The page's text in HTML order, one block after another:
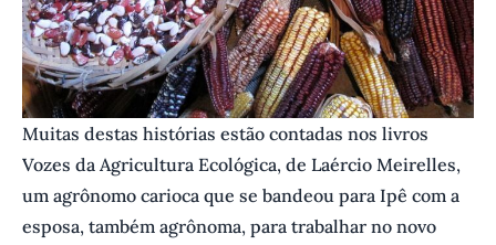
Muitas destas histórias estão contadas nos livros
Vozes da Agricultura Ecológica, de Laércio Meirelles,
um agrônomo carioca que se bandeou para Ipê com a
esposa, também agrônoma, para trabalhar no novo